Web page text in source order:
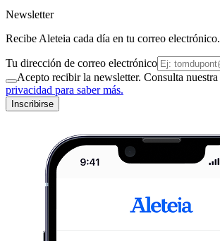
Newsletter
Recibe Aleteia cada día en tu correo electrónico.
Tu dirección de correo electrónico
Acepto recibir la newsletter. Consulta nuestra
privacidad para saber más.
Inscribirse